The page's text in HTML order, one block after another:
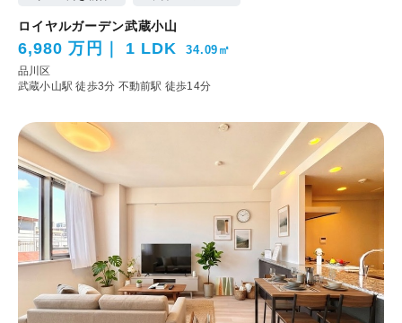
ロイヤルガーデン武蔵小山
6,980 万円 1 LDK 34.09㎡
品川区
武蔵小山駅 徒歩3分 不動前駅 徒歩14分